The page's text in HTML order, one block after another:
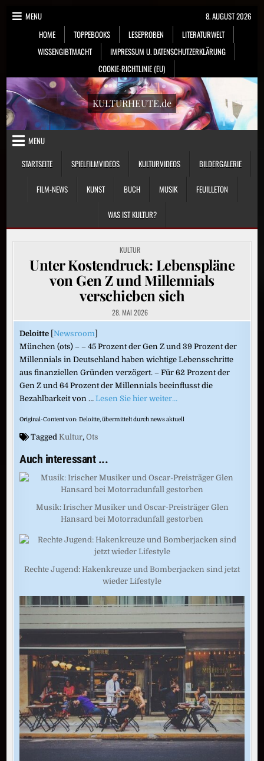
Skip
MENU
HOME
TOPPEBOOKS LESEPROBEN
LITERATURWELT
WISSENGIBTMACHT
IMPRESSUM U. DATENSCHUTZERKLÄRUNG
COOKIE-RICHTLINIE (EU)
8. AUGUST 2026
KULTURHEUTE.de
MENU
STARTSEITE
SPIELFILMVIDEOS KULTURVIDEOS BILDERGALERIE
FILM-NEWS KUNST BUCH MUSIK FEUILLETON
WAS IST KULTUR?
POSTED
IN
KULTUR
Unter Kostendruck: Lebenspläne
von Gen Z und Millennials
verschieben sich
28. MAI 2026
Deloitte [Newsroom]
München (ots) – – 45 Prozent der Gen Z und 39 Prozent der
Millennials in Deutschland haben wichtige Lebensschritte
aus finanziellen Gründen verzögert. – Für 62 Prozent der
Gen Z und 64 Prozent der Millennials beeinflusst die
Bezahlbarkeit von … Lesen Sie hier weiter…
Original-Content von: Deloitte, übermittelt durch news aktuell
Tagged Kultur,Ots
Auch interessant ...
Musik: Irischer Musiker und Oscar-Preisträger Glen
Hansard bei Motorradunfall gestorben
Rechte Jugend: Hakenkreuze und Bomberjacken sind jetzt
wieder Lifestyle